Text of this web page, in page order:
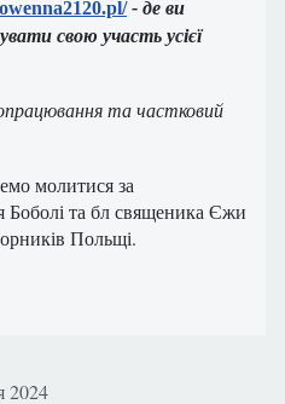
- де ви
свою участь усієї
та частковий
молитися за
та бл священика Єжи
Польщі.
2024